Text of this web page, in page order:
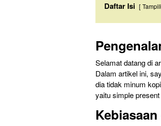
Daftar Isi
Selamat datang di
Dalam artikel ini,
dia tidak minum
yaitu simple